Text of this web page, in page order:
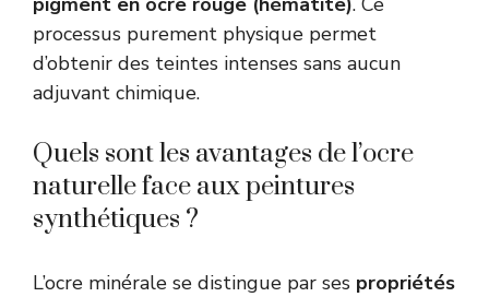
processus purement physique permet
d’obtenir des teintes intenses sans aucun
adjuvant chimique.
Quels sont les avantages de l’ocre
naturelle face aux peintures
synthétiques ?
L’ocre minérale se distingue par ses propriétés